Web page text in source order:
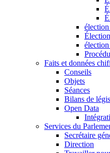
Faits et données
Conseils
Objets
Séances
Bilans de
Open Data
Services du
Secrétaire
Direction